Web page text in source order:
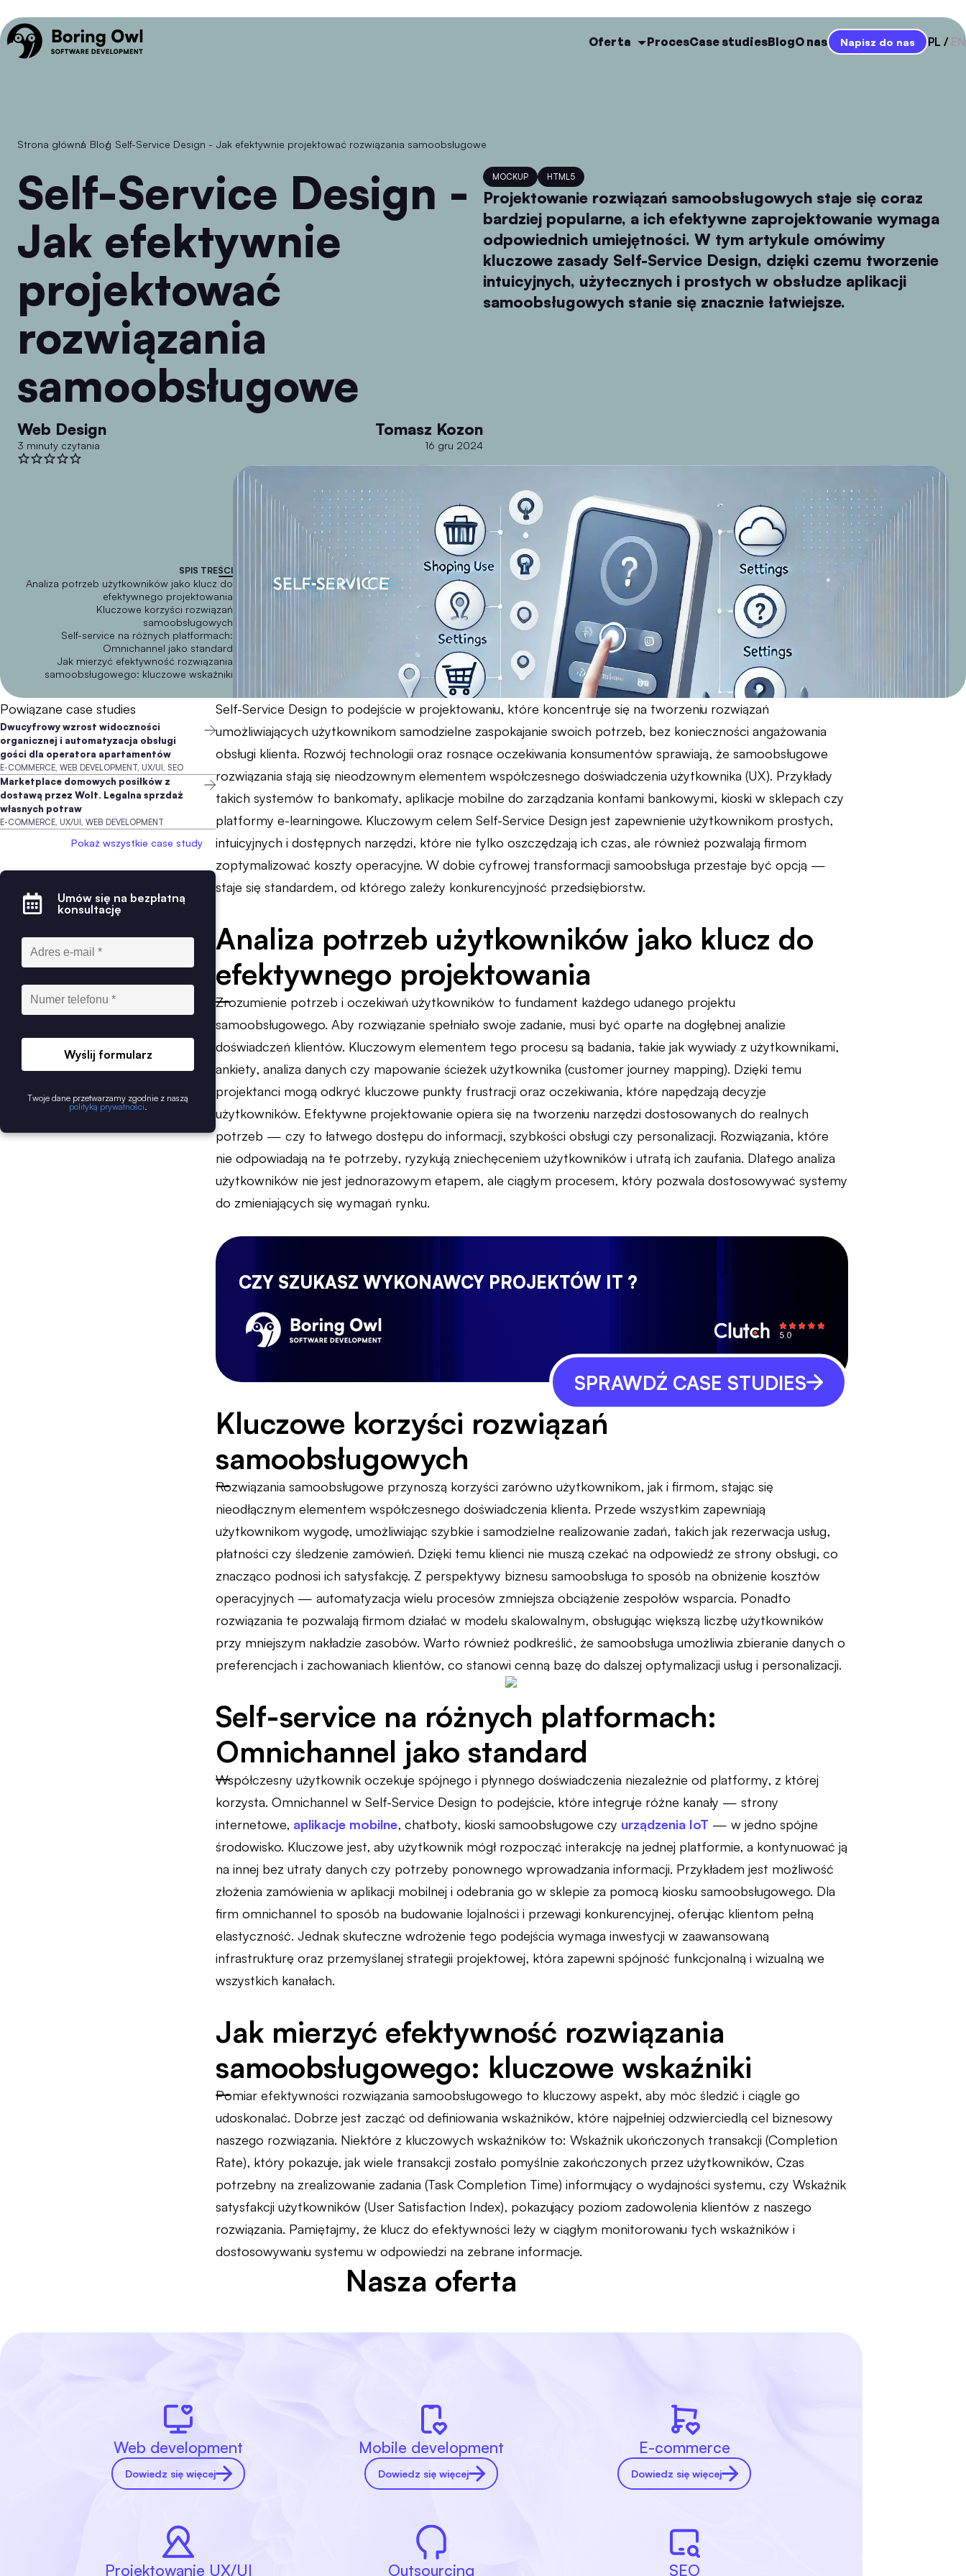
Oferta ProcesCase studiesBlogO nas Napisz do nas PL EN
Strona główna
/ Blog
/ Self-Service Design - Jak efektywnie projektować rozwiązania samoobsługowe
Self-Service Design -
Jak efektywnie
projektować
rozwiązania
samoobsługowe
Web Design
3 minuty czytania
Tomasz Kozon
16 gru 2024
MOCKUP HTML5
Projektowanie rozwiązań samoobsługowych staje się coraz
bardziej popularne, a ich efektywne zaprojektowanie wymaga
odpowiednich umiejętności. W tym artykule omówimy
kluczowe zasady Self-Service Design, dzięki czemu tworzenie
intuicyjnych, użytecznych i prostych w obsłudze aplikacji
samoobsługowych stanie się znacznie łatwiejsze.
SPIS TREŚCI
Analiza potrzeb użytkowników jako klucz do
efektywnego projektowania
Kluczowe korzyści rozwiązań
samoobsługowych
Self-service na różnych platformach:
Omnichannel jako standard
Jak mierzyć efektywność rozwiązania
samoobsługowego: kluczowe wskaźniki
Powiązane case studies
Dwucyfrowy wzrost widoczności
organicznej i automatyzacja obsługi
gości dla operatora apartamentów
E-COMMERCE, WEB DEVELOPMENT, UX/UI, SEO
Marketplace domowych posiłków z
dostawą przez Wolt. Legalna sprzdaż
własnych potraw
E-COMMERCE, UX/UI, WEB DEVELOPMENT
Pokaż wszystkie case study
Umów się na bezpłatną
konsultację
Wyślij formularz
Twoje dane przetwarzamy zgodnie z naszą
polityką prywatności
Self-Service Design to podejście w projektowaniu, które koncentruje się na tworzeniu rozwiązań
umożliwiających użytkownikom samodzielne zaspokajanie swoich potrzeb, bez konieczności angażowania
obsługi klienta. Rozwój technologii oraz rosnące oczekiwania konsumentów sprawiają, że samoobsługowe
rozwiązania stają się nieodzownym elementem współczesnego doświadczenia użytkownika (UX). Przykłady
takich systemów to bankomaty, aplikacje mobilne do zarządzania kontami bankowymi, kioski w sklepach czy
platformy e-learningowe. Kluczowym celem Self-Service Design jest zapewnienie użytkownikom prostych,
intuicyjnych i dostępnych narzędzi, które nie tylko oszczędzają ich czas, ale również pozwalają firmom
zoptymalizować koszty operacyjne. W dobie cyfrowej transformacji samoobsługa przestaje być opcją —
staje się standardem, od którego zależy konkurencyjność przedsiębiorstw.
Analiza potrzeb użytkowników jako klucz do
efektywnego projektowania
Zrozumienie potrzeb i oczekiwań użytkowników to fundament każdego udanego projektu
samoobsługowego. Aby rozwiązanie spełniało swoje zadanie, musi być oparte na dogłębnej analizie
doświadczeń klientów. Kluczowym elementem tego procesu są badania, takie jak wywiady z użytkownikami,
ankiety, analiza danych czy mapowanie ścieżek użytkownika (customer journey mapping). Dzięki temu
projektanci mogą odkryć kluczowe punkty frustracji oraz oczekiwania, które napędzają decyzje
użytkowników. Efektywne projektowanie opiera się na tworzeniu narzędzi dostosowanych do realnych
potrzeb — czy to łatwego dostępu do informacji, szybkości obsługi czy personalizacji. Rozwiązania, które
nie odpowiadają na te potrzeby, ryzykują zniechęceniem użytkowników i utratą ich zaufania. Dlatego analiza
użytkowników nie jest jednorazowym etapem, ale ciągłym procesem, który pozwala dostosowywać systemy
do zmieniających się wymagań rynku.
CZY SZUKASZ WYKONAWCY PROJEKTÓW IT ?
SPRAWDŹ CASE STUDIES
Kluczowe korzyści rozwiązań
samoobsługowych
Rozwiązania samoobsługowe przynoszą korzyści zarówno użytkownikom, jak i firmom, stając się
nieodłącznym elementem współczesnego doświadczenia klienta. Przede wszystkim zapewniają
użytkownikom wygodę, umożliwiając szybkie i samodzielne realizowanie zadań, takich jak rezerwacja usług,
płatności czy śledzenie zamówień. Dzięki temu klienci nie muszą czekać na odpowiedź ze strony obsługi, co
znacząco podnosi ich satysfakcję. Z perspektywy biznesu samoobsługa to sposób na obniżenie kosztów
operacyjnych — automatyzacja wielu procesów zmniejsza obciążenie zespołów wsparcia. Ponadto
rozwiązania te pozwalają firmom działać w modelu skalowalnym, obsługując większą liczbę użytkowników
przy mniejszym nakładzie zasobów. Warto również podkreślić, że samoobsługa umożliwia zbieranie danych o
preferencjach i zachowaniach klientów, co stanowi cenną bazę do dalszej optymalizacji usług i personalizacji.
Self-service na różnych platformach:
Omnichannel jako standard
Współczesny użytkownik oczekuje spójnego i płynnego doświadczenia niezależnie od platformy, z której
korzysta. Omnichannel w Self-Service Design to podejście, które integruje różne kanały — strony
internetowe, aplikacje mobilne, chatboty, kioski samoobsługowe czy urządzenia IoT — w jedno spójne
środowisko. Kluczowe jest, aby użytkownik mógł rozpocząć interakcję na jednej platformie, a kontynuować ją
na innej bez utraty danych czy potrzeby ponownego wprowadzania informacji. Przykładem jest możliwość
złożenia zamówienia w aplikacji mobilnej i odebrania go w sklepie za pomocą kiosku samoobsługowego. Dla
firm omnichannel to sposób na budowanie lojalności i przewagi konkurencyjnej, oferując klientom pełną
elastyczność. Jednak skuteczne wdrożenie tego podejścia wymaga inwestycji w zaawansowaną
infrastrukturę oraz przemyślanej strategii projektowej, która zapewni spójność funkcjonalną i wizualną we
wszystkich kanałach.
Jak mierzyć efektywność rozwiązania
samoobsługowego: kluczowe wskaźniki
Pomiar efektywności rozwiązania samoobsługowego to kluczowy aspekt, aby móc śledzić i ciągle go
udoskonalać. Dobrze jest zacząć od definiowania wskaźników, które najpełniej odzwierciedlą cel biznesowy
naszego rozwiązania. Niektóre z kluczowych wskaźników to: Wskaźnik ukończonych transakcji (Completion
Rate), który pokazuje, jak wiele transakcji zostało pomyślnie zakończonych przez użytkowników, Czas
potrzebny na zrealizowanie zadania (Task Completion Time) informujący o wydajności systemu, czy Wskaźnik
satysfakcji użytkowników (User Satisfaction Index), pokazujący poziom zadowolenia klientów z naszego
rozwiązania. Pamiętajmy, że klucz do efektywności leży w ciągłym monitorowaniu tych wskażników i
dostosowywaniu systemu w odpowiedzi na zebrane informacje.
Nasza oferta
Web development
Dowiedz się więcej
Mobile development
Dowiedz się więcej
E-commerce
Dowiedz się więcej
Projektowanie UX/UI Outsourcing SEO